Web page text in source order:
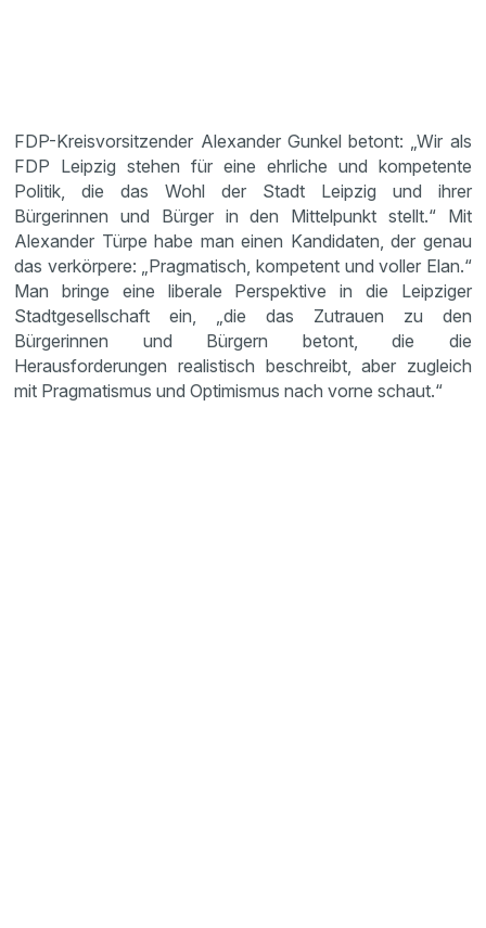
FDP-Kreisvorsitzender Alexander Gunkel betont: „Wir als
FDP Leipzig stehen für eine ehrliche und kompetente
Politik, die das Wohl der Stadt Leipzig und ihrer
Bürgerinnen und Bürger in den Mittelpunkt stellt.“ Mit
Alexander Türpe habe man einen Kandidaten, der genau
das verkörpere: „Pragmatisch, kompetent und voller Elan.“
Man bringe eine liberale Perspektive in die Leipziger
Stadtgesellschaft ein, „die das Zutrauen zu den
Bürgerinnen und Bürgern betont, die die
Herausforderungen realistisch beschreibt, aber zugleich
mit Pragmatismus und Optimismus nach vorne schaut.“